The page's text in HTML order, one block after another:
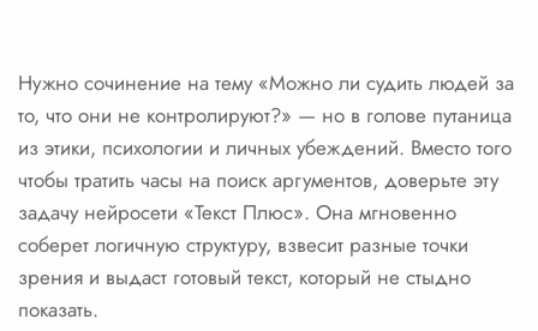
Нужно сочинение на тему «Можно ли судить людей за
то, что они не контролируют?» — но в голове путаница
из этики, психологии и личных убеждений. Вместо того
чтобы тратить часы на поиск аргументов, доверьте эту
задачу нейросети «Текст Плюс». Она мгновенно
соберет логичную структуру, взвесит разные точки
зрения и выдаст готовый текст, который не стыдно
показать.